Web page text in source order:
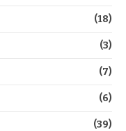
(18)
(3)
(7)
(6)
(39)